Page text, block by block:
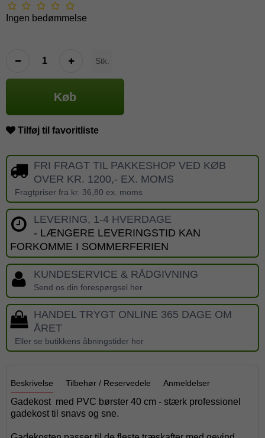
Ingen bedømmelse
Stk.
Køb
Tilføj til favoritliste
FRI FRAGT TIL PAKKESHOP VED KØB
OVER KR. 1200,- EX. MOMS
Fragtpriser fra kr. 36,80 ex. moms
LEVERING, 1-4 HVERDAGE
- LÆNGERE LEVERINGSTID KAN
FORKOMME I SOMMERFERIEN
KUNDESERVICE & RÅDGIVNING
Send os din forespørgsel her
HANDEL TRYGT ONLINE 365 DAGE OM
ÅRET
Eller se butikkens åbningstider her
Beskrivelse Tilbehør / Reservedele Anmeldelser
Gadekost med PVC børster 40 cm - stærk professionel
gadekost til snavs og sne.